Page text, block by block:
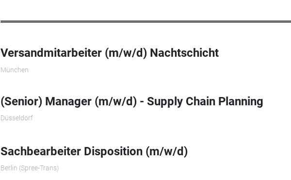
Versandmitarbeiter (m/w/d) Nachtschicht
München
(Senior) Manager (m/w/d) - Supply Chain Planning
Düsseldorf
Sachbearbeiter Disposition (m/w/d)
Berlin (Spree-Trans)